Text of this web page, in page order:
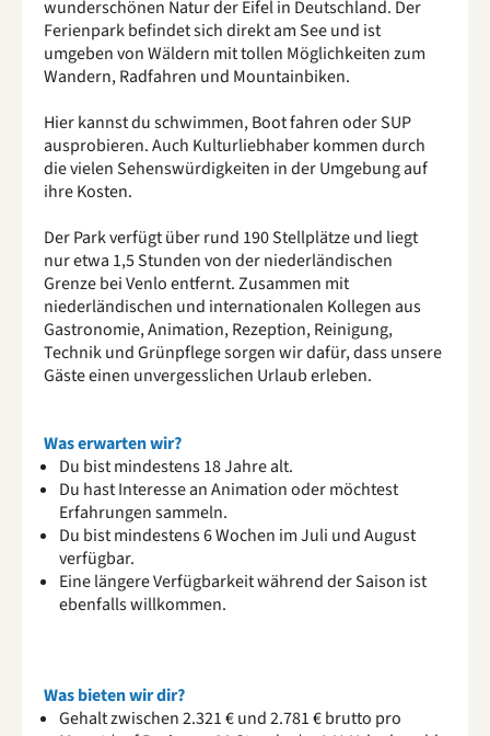
wunderschönen Natur der Eifel in Deutschland. Der
Ferienpark befindet sich direkt am See und ist
umgeben von Wäldern mit tollen Möglichkeiten zum
Wandern, Radfahren und Mountainbiken.
Hier kannst du schwimmen, Boot fahren oder SUP
ausprobieren. Auch Kulturliebhaber kommen durch
die vielen Sehenswürdigkeiten in der Umgebung auf
ihre Kosten.
Der Park verfügt über rund 190 Stellplätze und liegt
nur etwa 1,5 Stunden von der niederländischen
Grenze bei Venlo entfernt. Zusammen mit
niederländischen und internationalen Kollegen aus
Gastronomie, Animation, Rezeption, Reinigung,
Technik und Grünpflege sorgen wir dafür, dass unsere
Gäste einen unvergesslichen Urlaub erleben.
Was erwarten wir?
Du bist mindestens 18 Jahre alt.
Du hast Interesse an Animation oder möchtest
Erfahrungen sammeln.
Du bist mindestens 6 Wochen im Juli und August
verfügbar.
Eine längere Verfügbarkeit während der Saison ist
ebenfalls willkommen.
Was bieten wir dir?
Gehalt zwischen 2.321 € und 2.781 € brutto pro